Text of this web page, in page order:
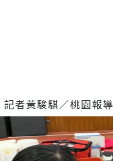
記者黃駿騏／桃園報導